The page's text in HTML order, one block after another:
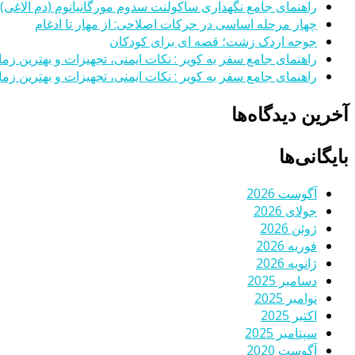
راهنمای جامع نگهداری ساکولنت سدوم مورگانیانوم (دم الاغی)
چهار مرحله اساسی در حرکات اصلاحی: از مهار تا ادغام
جوجه اردک زشت؛ قصه ای برای کودکان
راهنمای جامع سفر به کویر : نکات ایمنی، تجهیزات و بهترین
راهنمای جامع سفر به کویر : نکات ایمنی، تجهیزات و بهترین
آخرین دیدگاه‌ها
بایگانی‌ها
آگوست 2026
جولای 2026
ژوئن 2026
فوریه 2026
ژانویه 2026
دسامبر 2025
نوامبر 2025
اکتبر 2025
سپتامبر 2025
آگوست 2020